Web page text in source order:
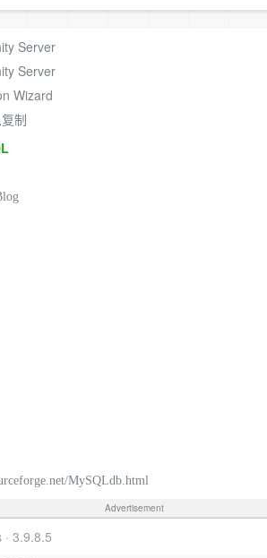
Server
Server
Wizard
制
MySQLdb.html
Advertisement
3.9.8.5